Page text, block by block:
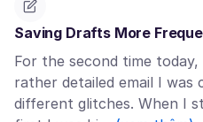
Saving Drafts More
For the second time
rather detailed email I was
different glitches. When I